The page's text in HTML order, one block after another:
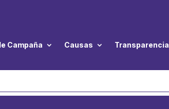
Campaña Causas Transparencia